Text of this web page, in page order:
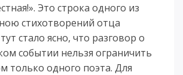
Это строка одного из
стихотворений отца
стало ясно, что разговор о
событии нельзя ограничить
только одного поэта. Для